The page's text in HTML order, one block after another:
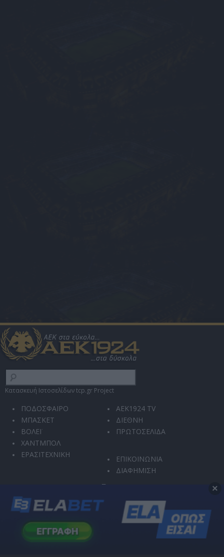
Κατασκευή Ιστοσελίδων tcp.gr Project
ΠΟΔΟΣΦΑΙΡΟ
ΜΠΑΣΚΕΤ
ΒΟΛΕΪ
ΧΑΝΤΜΠΟΛ
ΕΡΑΣΙΤΕΧΝΙΚΗ
AEK1924 TV
ΔΙΕΘΝΗ
ΠΡΩΤΟΣΕΛΙΔΑ
ΕΠΙΚΟΙΝΩΝΙΑ
ΔΙΑΦΗΜΙΣΗ
Ο ιστότοπός μας χρησιμοποιεί την υπηρεσία reCAPTCHA για την προστασία από
κακόβουλη χρήση και αυτοματοποιημένες επιθέσεις.
Η χρήση του ιστοτόπου διέπεται από την
Πολιτική Απορρήτουκαι τους
×